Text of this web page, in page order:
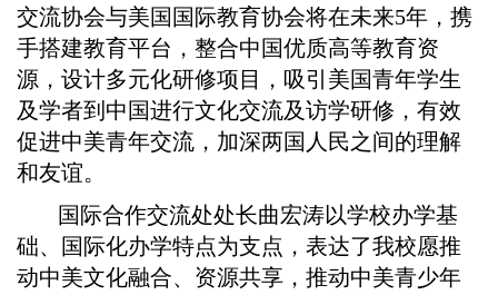
交流协会与美国国际教育协会将在未来5年，携
手搭建教育平台，整合中国优质高等教育资
源，设计多元化研修项目，吸引美国青年学生
及学者到中国进行文化交流及访学研修，有效
促进中美青年交流，加深两国人民之间的理解
和友谊。
国际合作交流处处长曲宏涛以学校办学基
础、国际化办学特点为支点，表达了我校愿推
动中美文化融合、资源共享，推动中美青少年